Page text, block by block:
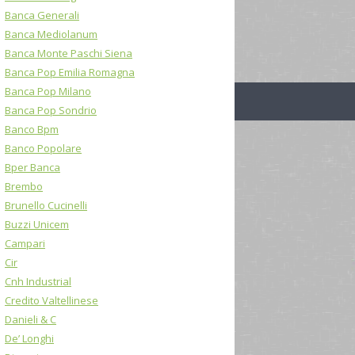
Banca Generali
Banca Mediolanum
Banca Monte Paschi Siena
Banca Pop Emilia Romagna
Banca Pop Milano
Banca Pop Sondrio
Banco Bpm
Banco Popolare
Bper Banca
Brembo
Brunello Cucinelli
Buzzi Unicem
Campari
Cir
Cnh Industrial
Credito Valtellinese
Danieli & C
De’ Longhi